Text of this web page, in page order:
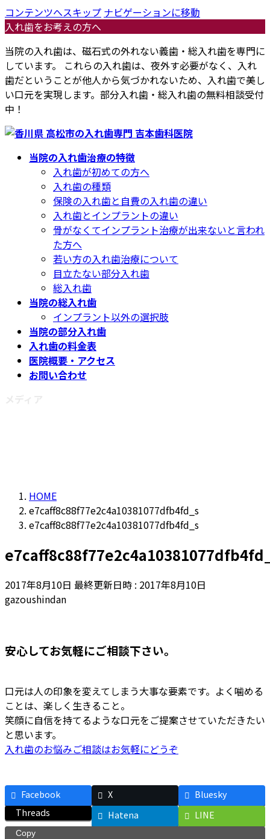
コンテンツへスキップ ナビゲーションに移動
入れ歯をお考えの方へ
当院の入れ歯は、磁石式の外れない義歯・総入れ歯を専門に
しています。 これらの入れ歯は、夜外す必要がなく、入れ
歯だということが他人から気づかれないため、入れ歯で美し
い口元を実現します。部分入れ歯・総入れ歯の無料相談受付
中！
当院の入れ歯治療の特徴
入れ歯が初めての方へ
入れ歯の種類
保険の入れ歯と自費の入れ歯の違い
入れ歯とインプラントの違い
骨がなくてインプラント治療が出来ないと言われ
た方へ
若い方の入れ歯治療について
目立たない部分入れ歯
総入れ歯
当院の総入れ歯
インプラント以外の選択肢
当院の部分入れ歯
入れ歯の料金表
医院概要・アクセス
お問い合わせ
HOME
e7caff8c88f77e2c4a10381077dfb4fd_s
e7caff8c88f77e2c4a10381077dfb4fd_s
2017年8月10日 最終更新日時 : 2017年8月10日
gazoushindan
安心してお気軽にご相談下さい。
口元は人の印象を変えてしまう大事な要素です。よく噛める
ことは、楽しく生きること。
笑顔に自信を持てるような口元をご提案させていただきたい
と思います。
入れ歯のお悩みご相談はお気軽にどうぞ
Facebook X
Bluesky
Threads
Hatena LINE
Copy